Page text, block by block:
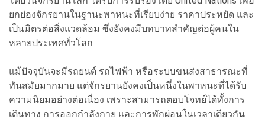
ยกย่องจักรยานในฐานะพาหนะที่เรียบง่าย ราคาประหยัด และ
เป็นมิตรต่อสิ่งแวดล้อม ซึ่งยังคงมีบทบาทสำคัญต่อผู้คนใน
หลายประเทศทั่วโลก
แม้ปัจจุบันจะมีรถยนต์ รถไฟฟ้า หรือระบบขนส่งสาธารณะที่
ทันสมัยมากมาย แต่จักรยานยังคงเป็นหนึ่งในพาหนะที่ได้รับ
ความนิยมอย่างต่อเนื่อง เพราะสามารถตอบโจทย์ได้ทั้งการ
เดินทาง การออกกำลังกาย และการพักผ่อนในเวลาเดียวกัน